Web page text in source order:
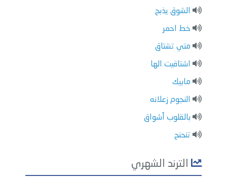
الشوق يذبح
خط احمر
متي تشتاق
اشتاقيت الها
مابيك
النجوم زعلانه
بالقلوب أشواق
تنحنح
الترند الشهري